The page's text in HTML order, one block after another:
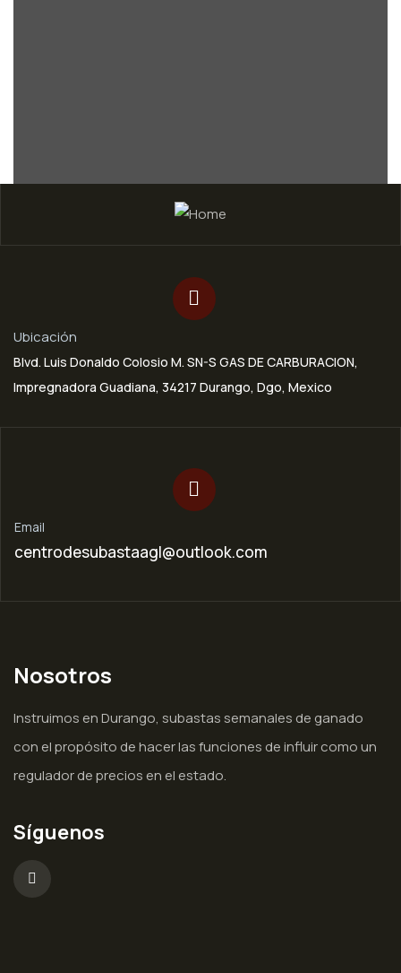
Ubicación
Blvd. Luis Donaldo Colosio M. SN-S GAS DE CARBURACION,
Impregnadora Guadiana, 34217 Durango, Dgo, Mexico
Email
centrodesubastaagl@outlook.com
Nosotros
Instruimos en Durango, subastas semanales de ganado
con el propósito de hacer las funciones de influir como un
regulador de precios en el estado.
Síguenos